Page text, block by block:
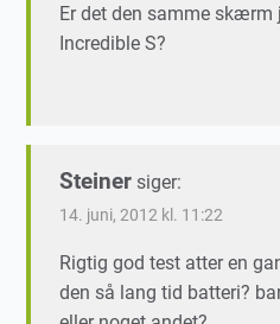
Er det den samme skærm
Incredible S?
Steiner siger:
14. juni, 2012 kl. 11:22
Rigtig god test atter en
den så lang tid batteri?